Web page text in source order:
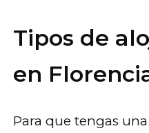
Tipos de
en
Para que tengas